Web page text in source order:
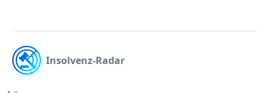
Insolvenz-Radar